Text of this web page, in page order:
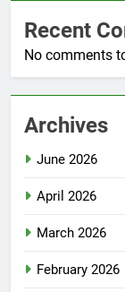
Recent
No comments
Archives
June 2026
April 2026
March 2026
February 2026